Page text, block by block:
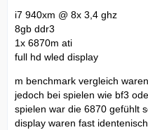
i7 940xm @ 8x 3,4 ghz
8gb ddr3
1x 6870m ati
full hd wled display
m benchmark vergleich
jedoch bei spielen wie bf3
spielen war die 6870 gefühlt
display waren fast